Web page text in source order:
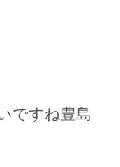
ですね豊島